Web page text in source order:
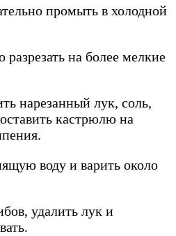
промыть в холодной
на более мелкие
нарезанный лук, соль,
кастрюлю на
воду и варить около
удалить лук и